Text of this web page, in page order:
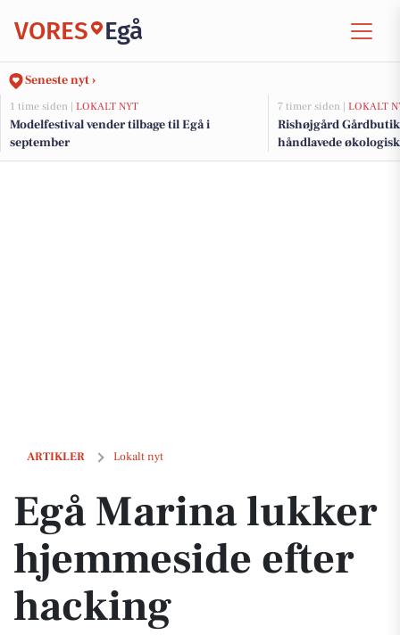
VORES Egå
Seneste nyt ›
1 time siden | LOKALT NYT
Modelfestival vender tilbage til Egå i
september
7 timer siden | LOKALT
Rishøjgård
håndlavede
ARTIKLER Lokalt nyt
Egå Marina lukker hjemmeside efter hacking
Egå Marina lukker
hjemmeside efter
hacking